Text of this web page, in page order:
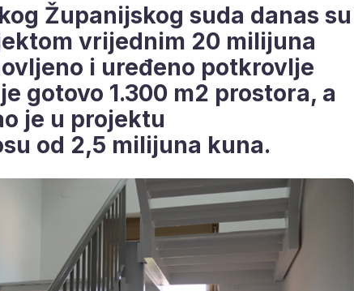
Županijskog suda danas su
vrijednim 20 milijuna
i uređeno potkrovlje
gotovo 1.300 m2 prostora, a
je u projektu
od 2,5 milijuna kuna.